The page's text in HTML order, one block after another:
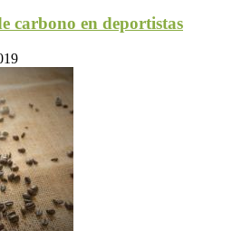
carbono en deportistas